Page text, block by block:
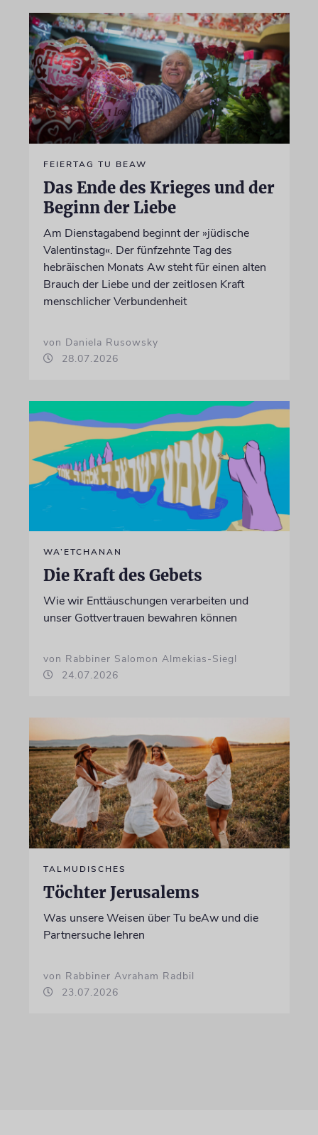
FEIERTAG TU BEAW
Das Ende des Krieges und der
Beginn der Liebe
Am Dienstagabend beginnt der »jüdische
Valentinstag«. Der fünfzehnte Tag des
hebräischen Monats Aw steht für einen alten
Brauch der Liebe und der zeitlosen Kraft
menschlicher Verbundenheit
von Daniela Rusowsky
28.07.2026
WA’ETCHANAN
Die Kraft des Gebets
Wie wir Enttäuschungen verarbeiten und
unser Gottvertrauen bewahren können
von Rabbiner Salomon Almekias-Siegl
24.07.2026
TALMUDISCHES
Töchter Jerusalems
Was unsere Weisen über Tu beAw und die
Partnersuche lehren
von Rabbiner Avraham Radbil
23.07.2026